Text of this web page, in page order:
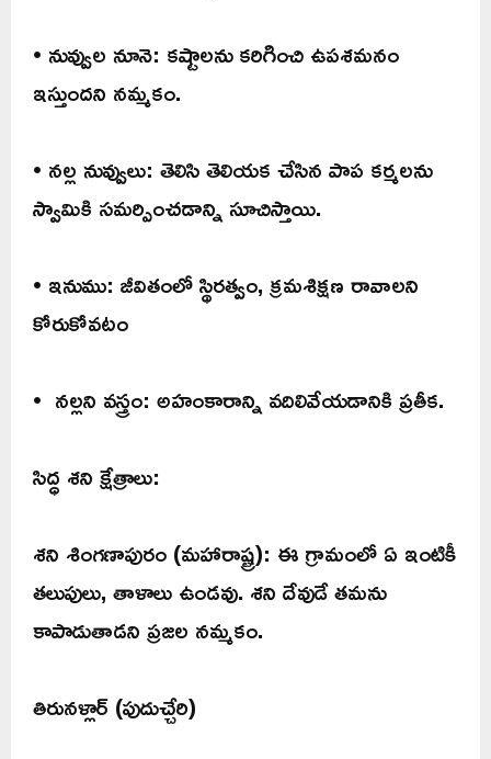
• నువ్వుల నూనె: కష్టాలను కరిగించి ఉపశమనం
ఇస్తుందని నమ్మకం.
• నల్ల నువ్వులు: తెలిసి తెలియక చేసిన పాప కర్మలను
స్వామికి సమర్పించడాన్ని సూచిస్తాయి.
• ఇనుము: జీవితంలో స్థిరత్వం, క్రమశిక్షణ రావాలని
కోరుకోవటం
• నల్లని వస్త్రం: అహంకారాన్ని వదిలివేయడానికి ప్రతీక.
సిద్ధ శని క్షేత్రాలు:
శని శింగణాపురం (మహారాష్ట్ర): ఈ గ్రామంలో ఏ ఇంటికీ
తలుపులు, తాళాలు ఉండవు. శని దేవుడే తమను
కాపాడుతాడని ప్రజల నమ్మకం.
తిరునళ్లార్ (పుదుచ్చేరి)